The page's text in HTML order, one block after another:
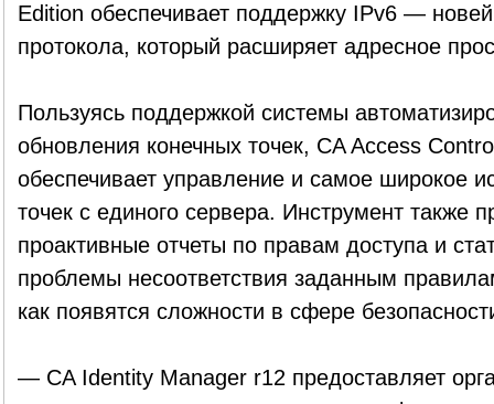
Edition обеспечивает поддержку IPv6 —
протокола, который расширяет адресное
Пользуясь поддержкой системы
обновления конечных точек, CA Access
обеспечивает управление и самое широкое
точек с единого сервера. Инструмент также
проактивные отчеты по правам доступа и
проблемы несоответствия заданным
как появятся сложности в сфере
— CA Identity Manager r12 предоставляет